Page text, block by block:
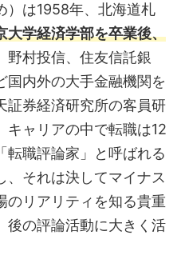
）は1958年、北海道札
大学経済学部を卒業後、
野村投信、住友信託銀
国内外の大手金融機関を
証券経済研究所の客員研
キャリアの中で転職は12
転職評論家」と呼ばれる
、それは決してマイナス
のリアリティを知る貴重
後の評論活動に大きく活